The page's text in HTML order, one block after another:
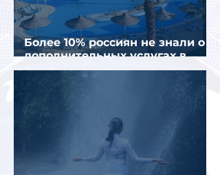
Более 10% россиян не знали о
дополнительных услугах в
отелях